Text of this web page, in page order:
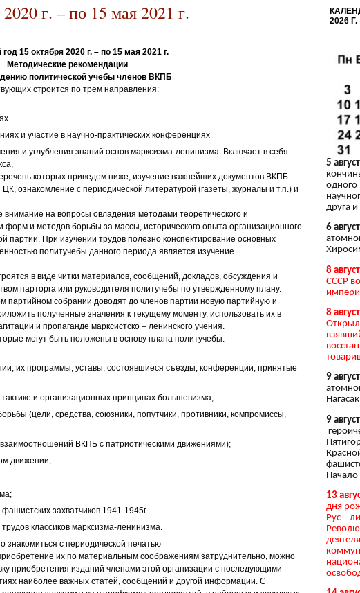
г. – по 15 мая 2021 г.
15 октября 2020 г. – по 15 мая 2021 г.
Методические рекомендации
политической учебы членов ВКПБ
строится по трем направления:
и участие в научно-практических конференциях
и углубления знаний основ марксизма-ленинизма. Включает в себя
которых приведем ниже; изучение важнейших документов ВКПБ –
ознакомление с периодической литературой (газеты, журналы и т.п.) и
на вопросы овладения методами теоретического и
форм и методов борьбы за массы, исторического опыта организационного
партии. При изучении трудов полезно конспектирование основных
политучебы данного периода является изучение
в виде читки материалов, сообщений, докладов, обсуждения и
парторга или руководителя политучебы по утвержденному плану.
партийном собрании доводят до членов партии новую партийную и
полученные значения к текущему моменту, использовать их в
и пропаганде марксистско – ленинского учения.
могут быть положены в основу плана политучебы:
их программы, уставы, состоявшиеся съезды, конференции, принятые
и организационных принципах большевизма;
(цели, средства, союзники, попутчики, противники, компромиссы,
ВКПБ с патриотическими движениями);
движении;
захватчиков 1941-1945г.
классиков марксизма-ленинизма.
с периодической печатью
их по материальным соображениям затруднительно, можно
приобретения изданий членами этой организации с последующими
наиболее важных статей, сообщений и другой информации. С
2026 Г.
5
одного
друга
6
8
СССР
8
9
9
Начало
13
дня
Рус –